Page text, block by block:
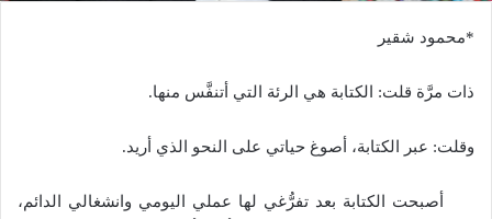
*محمود شقير
ذات مرَّة قلت: الكتابة هي الرئة التي أتنفَّس منها.
وقلت: عبر الكتابة، أصوغ حياتي على النحو الذي أريد.
أصبحت الكتابة بعد تفرُّغي لها عملي اليومي وانشغالي الدائم،